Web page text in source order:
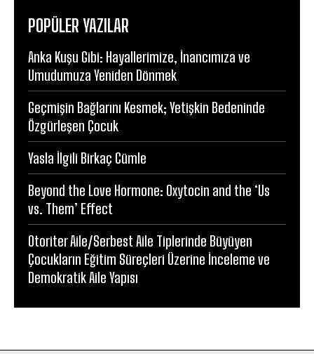
POPÜLER YAZILAR
Anka Kuşu Gibi: Hayallerimize, İnancımıza ve
Umudumuza Yeniden Dönmek
Geçmişin Bağlarını Kesmek; Yetişkin Bedeninde
Özgürleşen Çocuk
Yasla İlgili Birkaç Cümle
Beyond the Love Hormone: Oxytocin and the ‘Us
vs. Them’ Effect
Otoriter Aile/Serbest Aile Tiplerinde Büyüyen
Çocukların Eğitim Süreçleri Üzerine İnceleme ve
Demokratik Aile Yapısı